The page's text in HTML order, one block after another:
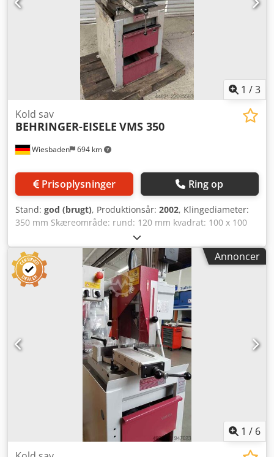
1 /3
Wiesbaden 694 km
Kold sav
BEHRINGER-EISELE VMS 350
Prisoplysninger Ring op
Stand: god (brugt), Produktionsår: 2002, Klingediameter:
350 mm Skæreområde: rund: 120 mm kvadrat: 100 x 100
mm Dkjdpoy Uv Itofx Acmer rektangel: 170 x 100 mm 2
klingehastigheder: 34/68 o/min Drivmotor: 380 V, 2/2,6 kW
Vægt ca.: 300 kg Pladsbehov ca.: 800 x 700 x 1770 mmAnnoncer
1 / 6